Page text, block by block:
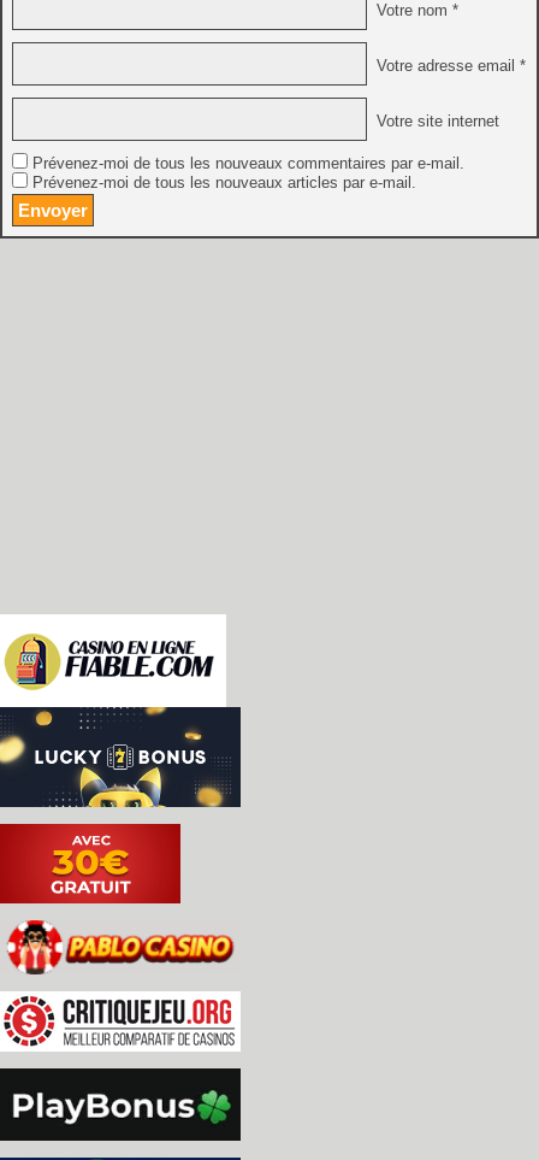
Votre nom *
Votre adresse email *
Votre site internet
Prévenez-moi de tous les nouveaux commentaires par e-mail.
Prévenez-moi de tous les nouveaux articles par e-mail.